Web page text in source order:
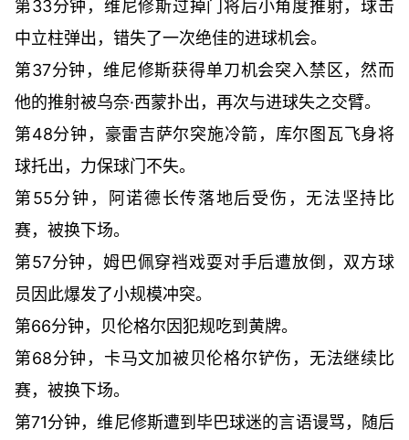
第33分钟，维尼修斯过掉门将后小角度推射，球击
中立柱弹出，错失了一次绝佳的进球机会。
第37分钟，维尼修斯获得单刀机会突入禁区，然而
他的推射被乌奈·西蒙扑出，再次与进球失之交臂。
第48分钟，豪雷吉萨尔突施冷箭，库尔图瓦飞身将
球托出，力保球门不失。
第55分钟，阿诺德长传落地后受伤，无法坚持比
赛，被换下场。
第57分钟，姆巴佩穿裆戏耍对手后遭放倒，双方球
员因此爆发了小规模冲突。
第66分钟，贝伦格尔因犯规吃到黄牌。
第68分钟，卡马文加被贝伦格尔铲伤，无法继续比
赛，被换下场。
第71分钟，维尼修斯遭到毕巴球迷的言语谩骂，随后